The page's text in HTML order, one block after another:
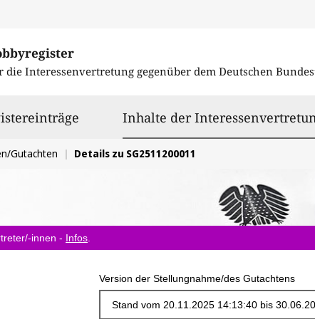
die Interessenvertretung gegenüber dem Deutschen
Inhalte der
Gutachten Details zu SG2511200011
innen - Infos
Version der Stellungnahme/des Gutachtens